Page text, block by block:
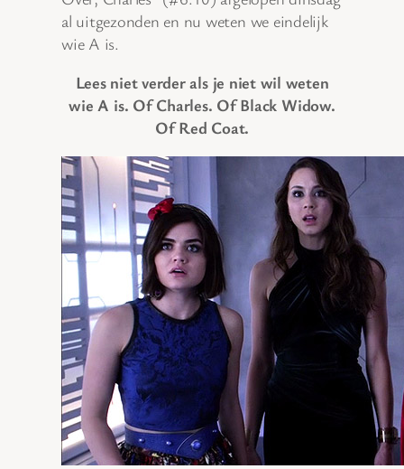
al uitgezonden en nu weten we eindelijk
wie A is.
Lees niet verder als je niet wil weten
wie A is. Of Charles. Of Black Widow.
Of Red Coat.